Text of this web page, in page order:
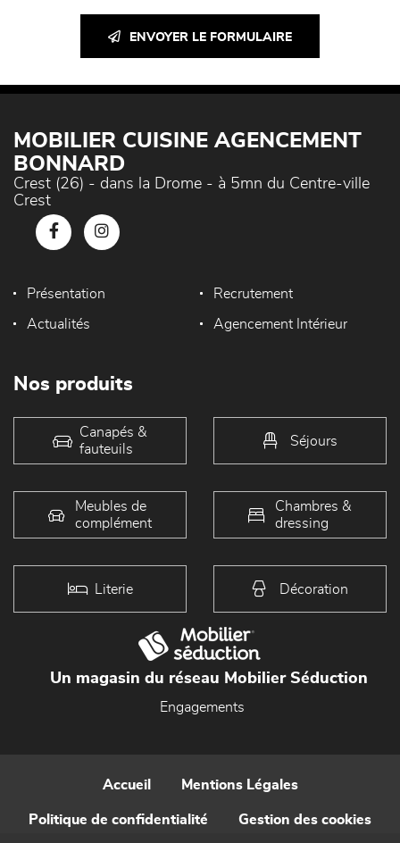
ENVOYER LE FORMULAIRE
MOBILIER CUISINE AGENCEMENT
BONNARD
Crest (26) - dans la Drome - à 5mn du Centre-ville
Crest
Présentation Recrutement
Actualités Agencement Intérieur
Nos produits
Canapés &
fauteuils
Séjours
Meubles de
complément
Chambres &
dressing
Literie Décoration
Un magasin du réseau Mobilier Séduction
Engagements
Accueil Mentions Légales
Politique de confidentialité Gestion des cookies